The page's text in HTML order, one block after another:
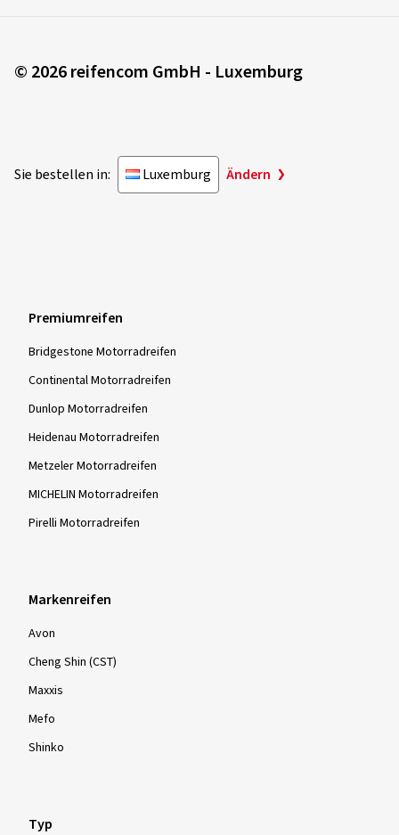
© 2026 reifencom GmbH - Luxemburg
Sie bestellen in: Luxemburg Ändern
Premiumreifen
Bridgestone Motorradreifen
Continental Motorradreifen
Dunlop Motorradreifen
Heidenau Motorradreifen
Metzeler Motorradreifen
MICHELIN Motorradreifen
Pirelli Motorradreifen
Markenreifen
Avon
Cheng Shin (CST)
Maxxis
Mefo
Shinko
Typ